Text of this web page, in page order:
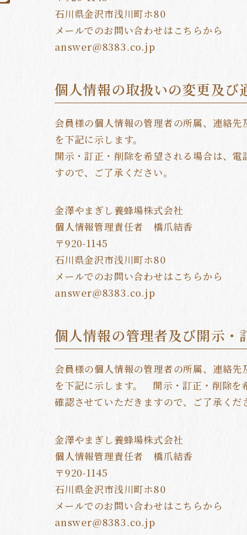
石川県金沢市浅川町ホ80
メールでのお問い合わせはこちらから
個人情報の取扱いの変更及び
会員様の個人情報の管理者の所属、連絡
を下記に示します。
開示・訂正・削除を希望される場合は、
すので、ご了承ください。
金澤やまぎし養蜂場株式会社
個人情報管理責任者 橋爪結香
〒920-1145
石川県金沢市浅川町ホ80
メールでのお問い合わせはこちらから
個人情報の管理者及び開示・
会員様の個人情報の管理者の所属、連絡
を下記に示します。 開示・訂正・削除を
確認させていただきますので、ご了承くだ
金澤やまぎし養蜂場株式会社
個人情報管理責任者 橋爪結香
〒920-1145
石川県金沢市浅川町ホ80
メールでのお問い合わせはこちらから